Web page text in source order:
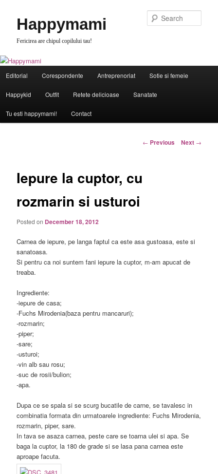
primaryHappymami
Fericirea are chipul copilului tau!
menu
Editorial Corespondente Antreprenoriat Sotie si femeie
Happykid Outfit Retete delicioase Sanatate
Tu esti happymami! Contact
Post
← Previous Next →
Iepure la cuptor, cu
rozmarin si usturoi
Posted on December 18, 2012
Carnea de iepure, pe langa faptul ca este asa gustoasa, este si
sanatoasa.
Si pentru ca noi suntem fani iepure la cuptor, m-am apucat de
treaba.
Ingrediente:
-iepure de casa;
-Fuchs Mirodenia(baza pentru mancaruri);
-rozmarin;
-piper;
-sare;
-usturoi;
-vin alb sau rosu;
-suc de rosii/bulion;
-apa.
Dupa ce se spala si se scurg bucatile de carne, se tavalesc in
combinatia formata din urmatoarele ingrediente: Fuchs Mirodenia,
rozmarin, piper, sare.
In tava se asaza carnea, peste care se toarna ulei si apa. Se
baga la cuptor, la 180 de grade si se lasa pana carnea este
aproape facuta.